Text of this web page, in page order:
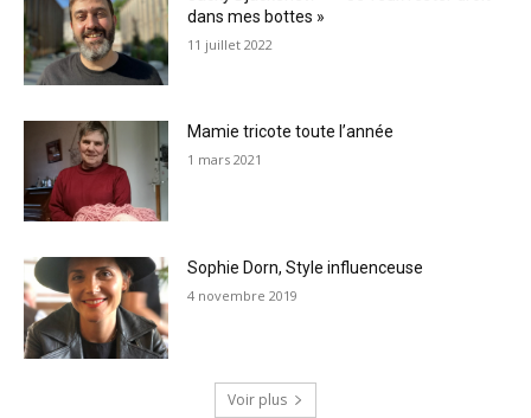
dans mes bottes »
11 juillet 2022
Mamie tricote toute l’année
1 mars 2021
Sophie Dorn, Style influenceuse
4 novembre 2019
Voir plus